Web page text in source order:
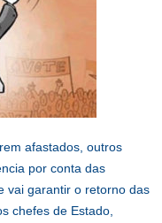
afastados, outros
por conta das
vai garantir o retorno das
chefes de Estado,